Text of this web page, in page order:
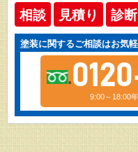
相談 見積り 診断
塗装に関するご相談はお気
9:00～18:00